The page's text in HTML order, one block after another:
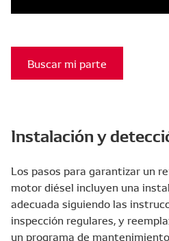
Buscar mi parte
Instalación y
Los pasos para garantizar un
motor diésel incluyen una
adecuada siguiendo las
inspección regulares, y
un programa de